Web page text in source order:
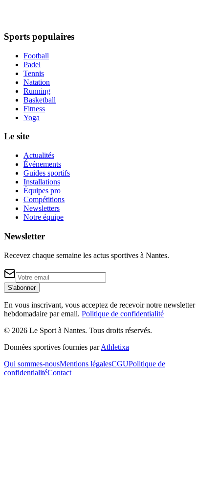
Sports populaires
Football
Padel
Tennis
Natation
Running
Basketball
Fitness
Yoga
Le site
Actualités
Événements
Guides sportifs
Installations
Équipes pro
Compétitions
Newsletters
Notre équipe
Newsletter
Recevez chaque semaine les actus sportives à Nantes.
S'abonner
En vous inscrivant, vous acceptez de recevoir notre newsletter
hebdomadaire par email. Politique de confidentialité
© 2026 Le Sport à Nantes. Tous droits réservés.
Données sportives fournies par Athletixa
Qui sommes-nousMentions légalesCGUPolitique de
confidentialitéContact